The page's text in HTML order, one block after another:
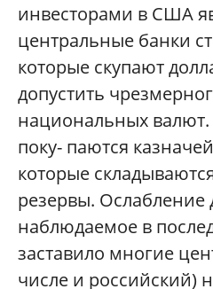
инвесторами в США
центральные банки
которые скупают
допустить
национальных
поку- паются
которые
резервы. Ослабление
наблюдаемое в
заставило многие
числе и российский)